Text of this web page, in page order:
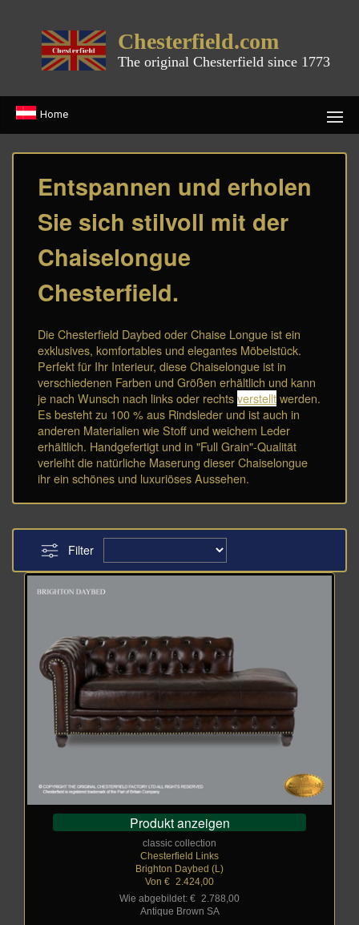
Chesterfield.com
The original Chesterfield since 1773
Home
Entspannen und erholen
Sie sich stilvoll mit der
Chaiselongue
Chesterfield.
Die Chesterfield Daybed oder Chaise Longue ist ein
exklusives, komfortables und elegantes Möbelstück.
Perfekt für Ihr Interieur, diese Chaiselongue ist in
verschiedenen Farben und Größen erhältlich und kann
je nach Wunsch nach links oder rechts verstellt werden.
Es besteht zu 100 % aus Rindsleder und ist auch in
anderen Materialien wie Stoff und weichem Leder
erhältlich. Handgefertigt und in "Full Grain"-Qualität
verleiht die natürliche Maserung dieser Chaiselongue
ihr ein schönes und luxuriöses Aussehen.
Filter
Produkt anzeigen
classic collection
Chesterfield Links
Brighton Daybed (L)
Von € 2.424,00
Wie abgebildet: €
2.788,00
Antique Brown SA